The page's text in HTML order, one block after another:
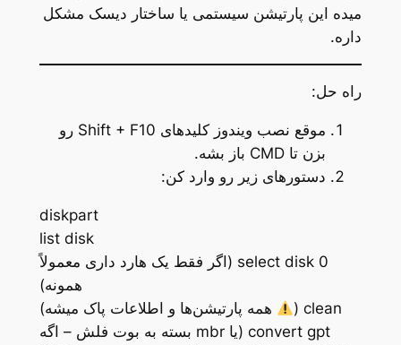
میده این پارتیشن سیستمی یا ساختار دیسک مشکل
داره.
راه حل:
موقع نصب ویندوز کلیدهای Shift + F10 رو
بزن تا CMD باز بشه.
دستورهای زیر رو وارد کن:
diskpart
list disk
select disk 0 (اگر فقط یک هارد داری معمولاً
همونه)
clean (
همه پارتیشن‌ها و اطلاعات پاک میشه)
convert gpt (یا mbr بسته به بوت فلش – اگه